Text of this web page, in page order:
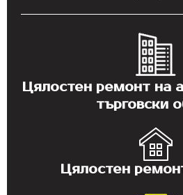
Цялостен ремонт на
търговски
Цялостен